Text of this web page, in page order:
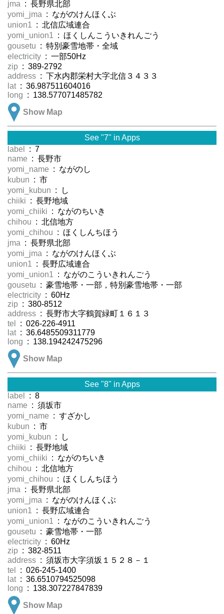
jma : 長野県北部
yomi_jma : ながのけんほくぶ
union1 : 北信広域連合
yomi_union1 : ほくしんこういきれんごう
gousetu : 特別豪雪地帯・全域
electricity : 一部50Hz
zip : 389-2792
address : 下水内郡栄村大字北信３４３３
lat : 36.987511604016
long : 138.577071485782
Show Map
See "7" in Apps
label
: 7
name : 長野市
yomi_name : ながのし
kubun : 市
yomi_kubun : し
chiiki : 長野地域
yomi_chiiki : ながのちいき
chihou : 北信地方
yomi_chihou : ほくしんちほう
jma : 長野県北部
yomi_jma : ながのけんほくぶ
union1 : 長野広域連合
yomi_union1 : ながのこういきれんごう
gousetu : 豪雪地帯・一部，特別豪雪地帯・一部
electricity : 60Hz
zip : 380-8512
address : 長野市大字鶴賀緑町１６１３
tel
: 026-226-4911
lat : 36.6485509311779
long : 138.194242475296
Show Map
See "8" in Apps
label
: 8
name : 須坂市
yomi_name : すざかし
kubun : 市
yomi_kubun : し
chiiki : 長野地域
yomi_chiiki : ながのちいき
chihou : 北信地方
yomi_chihou : ほくしんちほう
jma : 長野県北部
yomi_jma : ながのけんほくぶ
union1 : 長野広域連合
yomi_union1 : ながのこういきれんごう
gousetu : 豪雪地帯・一部
electricity : 60Hz
zip : 382-8511
address : 須坂市大字須坂１５２８－１
tel
: 026-245-1400
lat : 36.6510794525098
long : 138.307227847839
Show Map